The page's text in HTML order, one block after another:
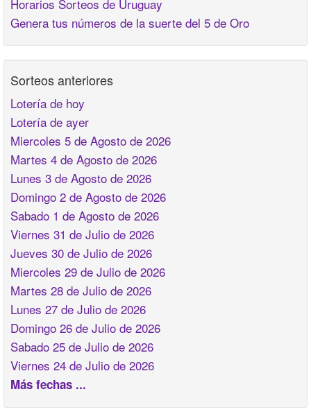
Horarios Sorteos de Uruguay
Genera tus números de la suerte del 5 de Oro
Sorteos anteriores
Lotería de hoy
Lotería de ayer
Miercoles 5 de Agosto de 2026
Martes 4 de Agosto de 2026
Lunes 3 de Agosto de 2026
Domingo 2 de Agosto de 2026
Sabado 1 de Agosto de 2026
Viernes 31 de Julio de 2026
Jueves 30 de Julio de 2026
Miercoles 29 de Julio de 2026
Martes 28 de Julio de 2026
Lunes 27 de Julio de 2026
Domingo 26 de Julio de 2026
Sabado 25 de Julio de 2026
Viernes 24 de Julio de 2026
Más fechas ...